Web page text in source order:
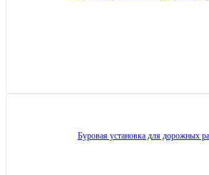
Буровая установка для дорожных